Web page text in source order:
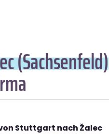
(Sachsenfeld)
Stuttgart nach Žalec